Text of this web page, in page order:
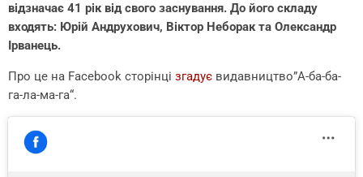
відзначає 41 рік від свого заснування. До його складу
входять: Юрій Андрухович, Віктор Неборак та Олександр
Ірванець.
Про це на Facebook сторінці згадує видавництво”А-ба-ба-
га-ла-ма-га“.